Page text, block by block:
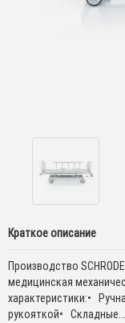
Краткое описание
Производство
медицинская
характеристики:•
рукояткой• Складные...